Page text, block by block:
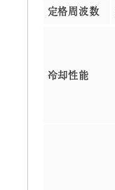
定格周波数
冷却性能